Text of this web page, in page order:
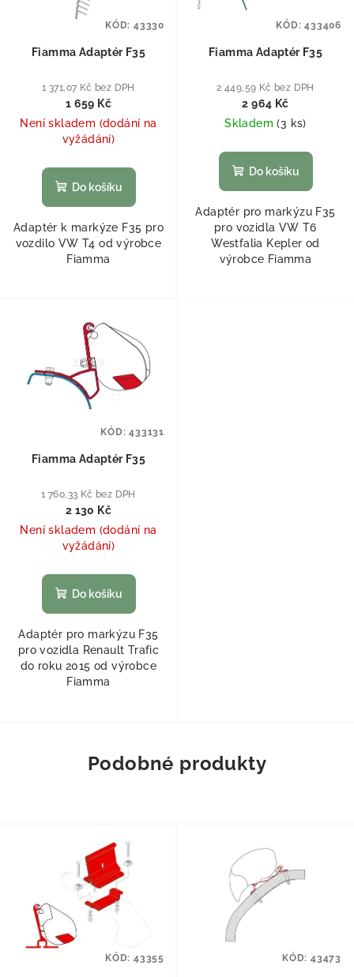
Fiamma Adaptér F35
1 371,07 Kč bez DPH
1 659 Kč
Není skladem (dodání na
vyžádání)
Do košíku
Adaptér k markýze F35 pro
vozdilo VW T4 od výrobce
Fiamma
KÓD: 43330
Fiamma Adaptér F35
2 449,59 Kč bez DPH
2 964 Kč
Skladem(3 ks)
Do košíku
Adaptér pro markýzu F35
pro vozidla VW T6
Westfalia Kepler od
výrobce Fiamma
KÓD:433406
Fiamma Adaptér F35
1 760,33 Kč bez DPH
2 130 Kč
Není skladem (dodání na
vyžádání)
Do košíku
Adaptér pro markýzu F35
pro vozidla Renault Trafic
do roku 2015 od výrobce
Fiamma
KÓD:433131
Podobné produkty
KÓD: 43355 KÓD: 43473